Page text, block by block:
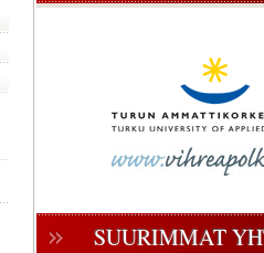
SUURIMMAT